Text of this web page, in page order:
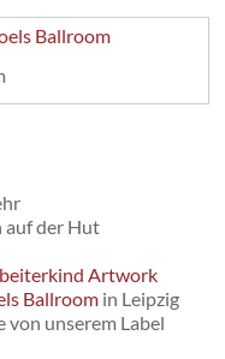
auf der Hut
Artwork
Ballroom in Leipzig
von unserem Label